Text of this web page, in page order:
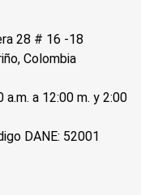
28 # 16 -18
Colombia
a.m. a 12:00 m. y 2:00
DANE: 52001